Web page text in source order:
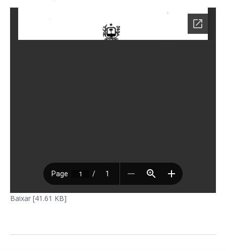
Baixar [41.61 KB]